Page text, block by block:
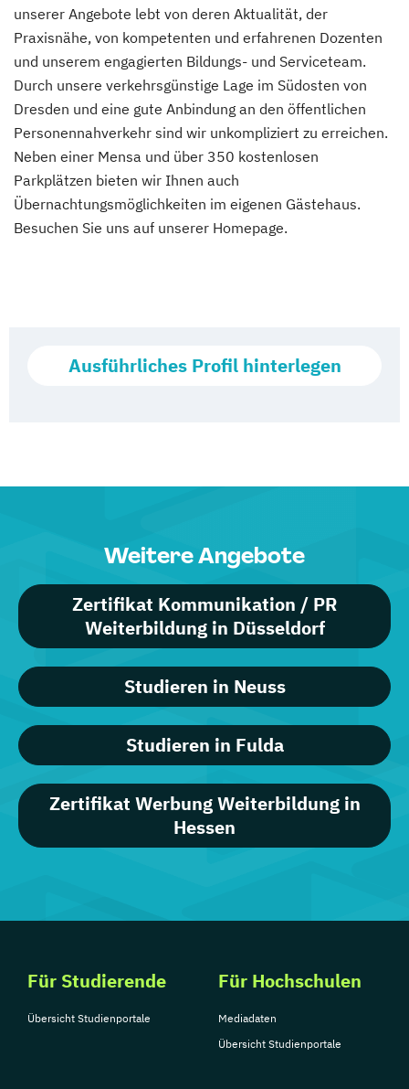
Social Media Manager (Fernlehrgang)
Stratege für digitales Marketing (IHK)
(Berufsbegleitender Präsenzlehrgang)
Technischer Vertriebsmanager / Vertriebsingenieur
(Berufsbegleitender Präsenzlehrgang)
unserer Angebote lebt von deren Aktualität, der
Praxisnähe, von kompetenten und erfahrenen Dozenten
und unserem engagierten Bildungs- und Serviceteam.
Durch unsere verkehrsgünstige Lage im Südosten von
Dresden und eine gute Anbindung an den öffentlichen
Personennahverkehr sind wir unkompliziert zu erreichen.
Neben einer Mensa und über 350 kostenlosen
Parkplätzen bieten wir Ihnen auch
Übernachtungsmöglichkeiten im eigenen Gästehaus.
Besuchen Sie uns auf unserer Homepage.
Ausführliches Profil hinterlegen
Weitere Angebote
Zertifikat Kommunikation / PR
Weiterbildung in Düsseldorf
Studieren in Neuss
Studieren in Fulda
Zertifikat Werbung Weiterbildung in
Hessen
Für Studierende
Übersicht Studienportale
Für Hochschulen
Mediadaten
Übersicht Studienportale